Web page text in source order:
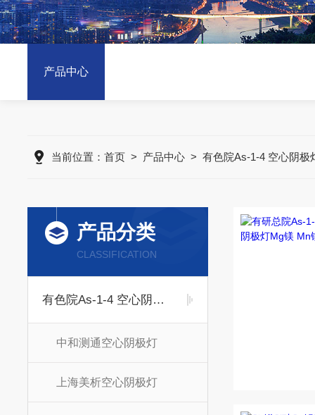
产品中心
当前位置： 首页 > 产品中心 > 有色院As-1-4 空心阴极
产品分类
CLASSIFICATION
有色院As-1-4 空心阴极灯
中和测通空心阴极灯
上海美析空心阴极灯